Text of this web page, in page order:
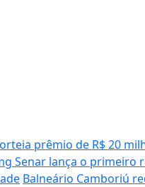
prêmio de R$ 20
Senar lança o primeiro
Balneário Camboriú